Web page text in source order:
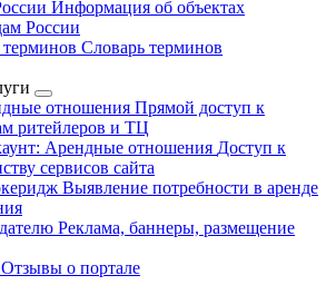
Информация об объектах
России
Словарь терминов
отношения Прямой доступ к
ритейлеров и ТЦ
Арендные отношения Доступ к
сервисов сайта
Выявление потребности в аренде
Реклама, баннеры, размещение
Отзывы о портале